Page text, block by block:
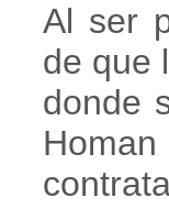
Al ser
de que
donde